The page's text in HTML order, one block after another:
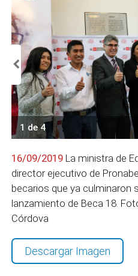
1 de 4
16/09/2019 La ministra de
director ejecutivo de
becarios que ya culminaron
lanzamiento de Beca 18.
Córdova
Descargar Imagen